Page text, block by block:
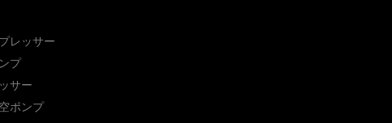
レッサー
プ
サー
ポンプ